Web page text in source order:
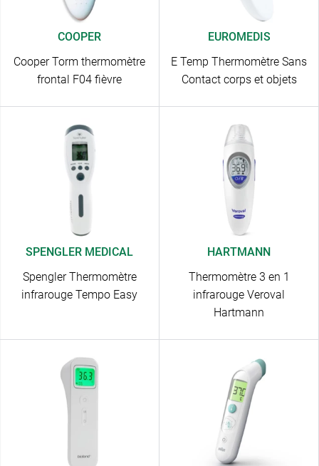
COOPER
Cooper Torm thermomètre
frontal F04 fièvre
EUROMEDIS
E Temp Thermomètre Sans
Contact corps et objets
SPENGLER MEDICAL
Spengler Thermomètre
infrarouge Tempo Easy
HARTMANN
Thermomètre 3 en 1
infrarouge Veroval
Hartmann